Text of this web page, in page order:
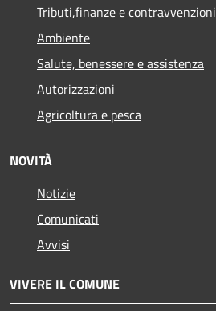
Tributi,finanze e contravvenzioni
Ambiente
Salute, benessere e assistenza
Autorizzazioni
Agricoltura e pesca
NOVITÀ
Notizie
Comunicati
Avvisi
VIVERE IL COMUNE